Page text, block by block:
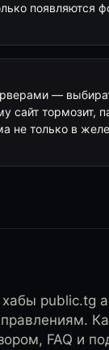
появляются
—
сайт тормозит,
не только в
public.tg
FAQ и